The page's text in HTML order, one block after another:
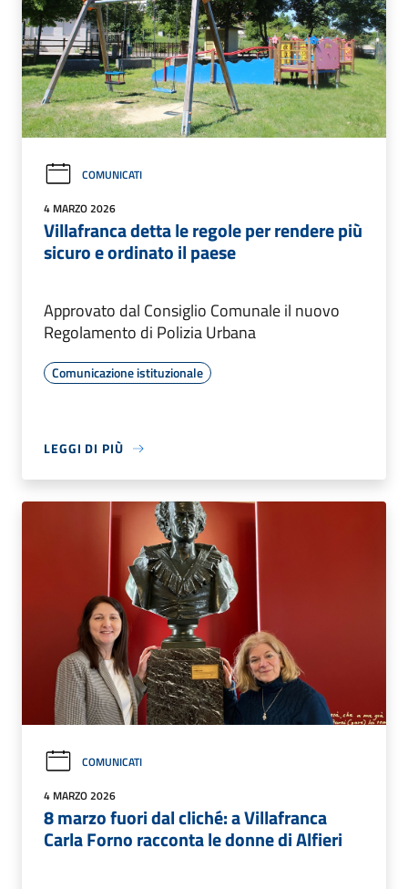
COMUNICATI
4 MARZO 2026
Villafranca detta le regole per rendere più
sicuro e ordinato il paese
Approvato dal Consiglio Comunale il nuovo
Regolamento di Polizia Urbana
Comunicazione istituzionale
LEGGI DI PIÙ
COMUNICATI
4 MARZO 2026
8 marzo fuori dal cliché: a Villafranca
Carla Forno racconta le donne di Alfieri